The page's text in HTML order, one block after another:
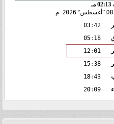
02:13 مـ
08 أغسطس 2026 م
03:42
05:18
12:01
15:38
18:43
20:09